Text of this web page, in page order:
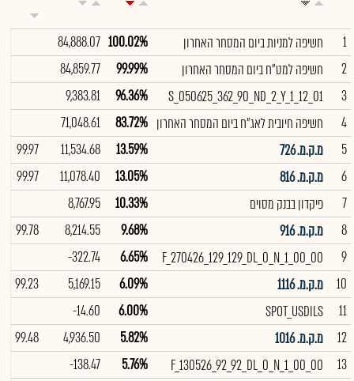
1 חשיפה למניות ביום המסחר האחרון 100.02%
84,888.07
2
חשיפה למט"ח ביום המסחר האחרון 99.99%
84,859.77
3
S_050625_362_90_ND_2_Y_1_12_01
96.36%
9,383.81
4
חשיפה חיובית לאג"ח ביום המסחר האחרון 83.72%
71,048.61
5
מ.ק.מ. 726 13.59%
11,534.68
99.97
6
מ.ק.מ. 816 13.05%
11,078.40
99.97
7
פיקדון בבנק מסוים 10.33%
8,767.95
8
מ.ק.מ. 916 9.68%
8,214.55
99.78
9
F_270426_129_129_DL_0_N_1_00_00
6.65%
-322.74
10
מ.ק.מ. 1116 6.09%
5,169.15
99.23
11
SPOT_USDILS
6.00%
-14.60
12
מ.ק.מ. 1016 5.82%
4,936.50
99.48
13
F_130526_92_92_DL_0_N_1_00_00
5.76%
-138.47